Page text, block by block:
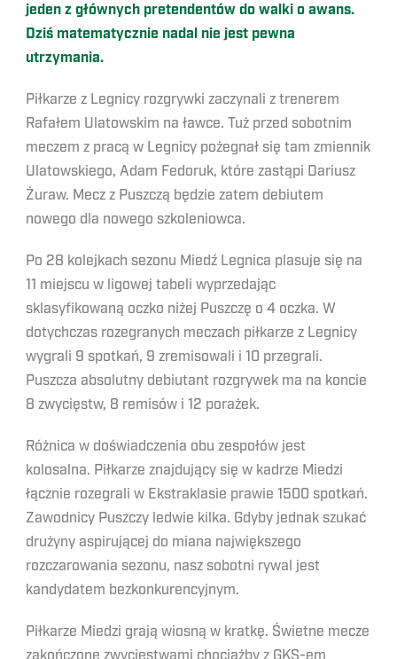
jeden z głównych pretendentów do walki o awans.
Dziś matematycznie nadal nie jest pewna
utrzymania.
Piłkarze z Legnicy rozgrywki zaczynali z trenerem
Rafałem Ulatowskim na ławce. Tuż przed sobotnim
meczem z pracą w Legnicy pożegnał się tam zmiennik
Ulatowskiego, Adam Fedoruk, które zastąpi Dariusz
Żuraw. Mecz z Puszczą będzie zatem debiutem
nowego dla nowego szkoleniowca.
Po 28 kolejkach sezonu Miedź Legnica plasuje się na
11 miejscu w ligowej tabeli wyprzedając
sklasyfikowaną oczko niżej Puszczę o 4 oczka. W
dotychczas rozegranych meczach piłkarze z Legnicy
wygrali 9 spotkań, 9 zremisowali i 10 przegrali.
Puszcza absolutny debiutant rozgrywek ma na koncie
8 zwycięstw, 8 remisów i 12 porażek.
Różnica w doświadczenia obu zespołów jest
kolosalna. Piłkarze znajdujący się w kadrze Miedzi
łącznie rozegrali w Ekstraklasie prawie 1500 spotkań.
Zawodnicy Puszczy ledwie kilka. Gdyby jednak szukać
drużyny aspirującej do miana największego
rozczarowania sezonu, nasz sobotni rywal jest
kandydatem bezkonkurencyjnym.
Piłkarze Miedzi grają wiosną w kratkę. Świetne mecze
zakończone zwycięstwami chociażby z GKS-em